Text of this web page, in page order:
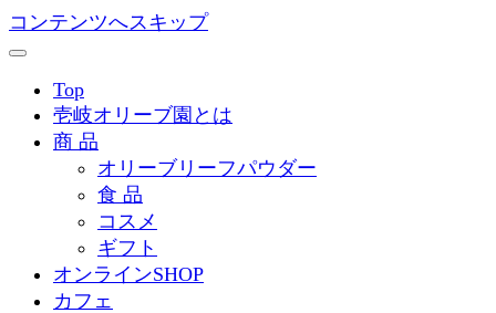
コンテンツへスキップ
Top
壱岐オリーブ園とは
商 品
オリーブリーフパウダー
食 品
コスメ
ギフト
オンラインSHOP
カフェ